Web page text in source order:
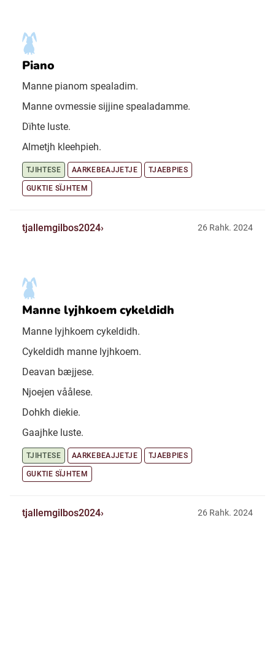
Piano
Manne pianom spealadim.
Manne ovmessie sijjine spealadamme.
Dïhte luste.
Almetjh kleehpieh.
TJIHTESE AARKEBEAJJETJE TJAEBPIES
GUKTIE SÏJHTEM
tjallemgilbos2024 26 Rahk. 2024
Manne lyjhkoem cykeldidh
Manne lyjhkoem cykeldidh.
Cykeldidh manne lyjhkoem.
Deavan bæjjese.
Njoejen våålese.
Dohkh diekie.
Gaajhke luste.
TJIHTESE AARKEBEAJJETJE TJAEBPIES
GUKTIE SÏJHTEM
tjallemgilbos2024 26 Rahk. 2024